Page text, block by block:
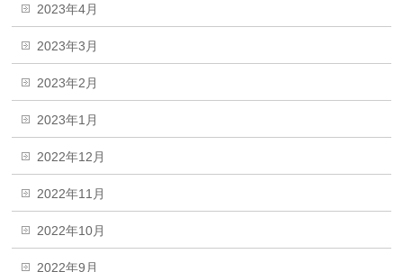
2023年4月
2023年3月
2023年2月
2023年1月
2022年12月
2022年11月
2022年10月
2022年9月